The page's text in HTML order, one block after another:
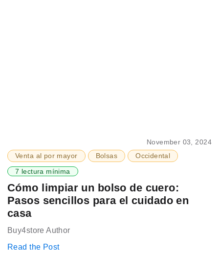
November 03, 2024
Venta al por mayor
Bolsas
Occidental
7 lectura mínima
Cómo limpiar un bolso de cuero:
Pasos sencillos para el cuidado en
casa
Buy4store Author
Read the Post